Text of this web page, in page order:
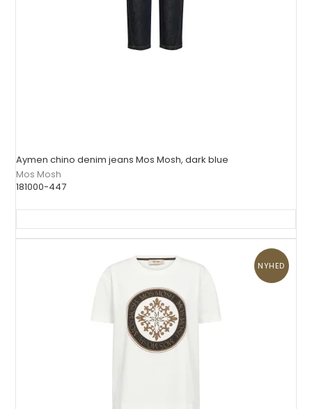
Aymen chino denim jeans Mos Mosh, dark blue
Mos Mosh
181000-447
NYHED